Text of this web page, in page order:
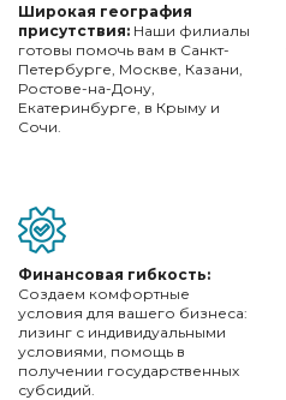
Широкая география
присутствия: Наши филиалы
готовы помочь вам в Санкт-
Петербурге, Москве, Казани,
Ростове-на-Дону,
Екатеринбурге, в Крыму и
Сочи.
Финансовая гибкость:
Создаем комфортные
условия для вашего бизнеса:
лизинг с индивидуальными
условиями, помощь в
получении государственных
субсидий.